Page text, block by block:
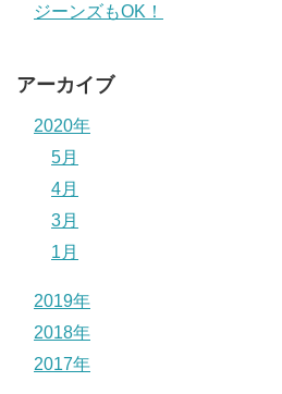
ジーンズもOK！
アーカイブ
2020年
5月
4月
3月
1月
2019年
2018年
2017年